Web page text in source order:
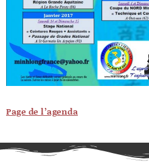
Page de l’agenda